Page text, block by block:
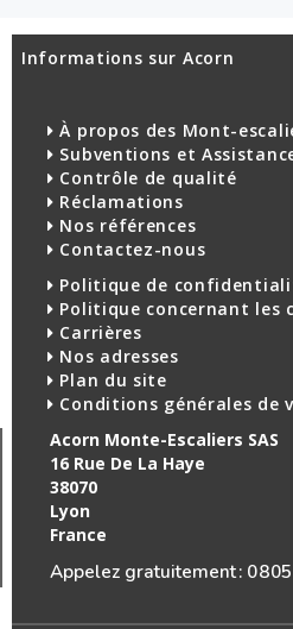
Informations sur Acorn
À propos des Mont-
Subventions et
Contrôle de qualité
Réclamations
Nos références
Contactez-nous
Politique de
Politique concernant les
Carrières
Nos adresses
Plan du site
Conditions générales de
Acorn Monte-Escaliers SAS
16 Rue De La Haye
38070
Lyon
France
Appelez gratuitement :